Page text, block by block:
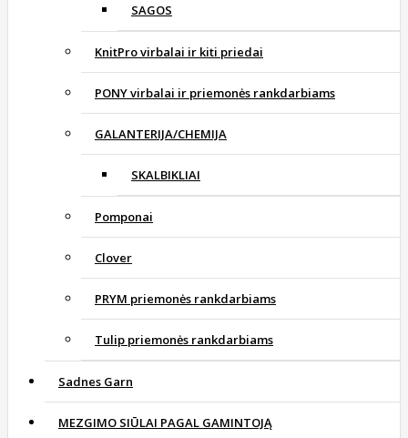
SAGOS
KnitPro virbalai ir kiti priedai
PONY virbalai ir priemonės rankdarbiams
GALANTERIJA/CHEMIJA
SKALBIKLIAI
Pomponai
Clover
PRYM priemonės rankdarbiams
Tulip priemonės rankdarbiams
Sadnes Garn
MEZGIMO SIŪLAI PAGAL GAMINTOJĄ